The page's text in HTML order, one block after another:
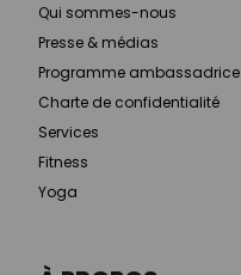
Qui sommes-nous
Presse & médias
Programme ambassadrice
Charte de confidentialité
Services
Fitness
Yoga